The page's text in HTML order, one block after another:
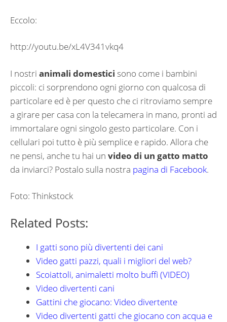
Eccolo:
http://youtu.be/xL4V341vkq4
I nostri animali domestici sono come i bambini
piccoli: ci sorprendono ogni giorno con qualcosa di
particolare ed è per questo che ci ritroviamo sempre
a girare per casa con la telecamera in mano, pronti ad
immortalare ogni singolo gesto particolare. Con i
cellulari poi tutto è più semplice e rapido. Allora che
ne pensi, anche tu hai un video di un gatto matto
da inviarci? Postalo sulla nostra pagina di Facebook.
Foto: Thinkstock
Related Posts:
I gatti sono più divertenti dei cani
Video gatti pazzi, quali i migliori del web?
Scoiattoli, animaletti molto buffi (VIDEO)
Video divertenti cani
Gattini che giocano: Video divertente
Video divertenti gatti che giocano con acqua e